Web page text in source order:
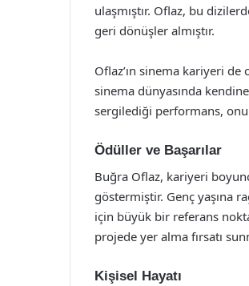
ulaşmıştır. Oflaz, bu
geri dönüşler almıştır.
Oflaz’ın sinema kariyeri
sinema dünyasında
sergilediği performans,
Ödüller ve Başarılar
Buğra Oflaz, kariyeri
göstermiştir. Genç yaşına
için büyük bir referans
projede yer alma fırsatı
Kişisel Hayatı